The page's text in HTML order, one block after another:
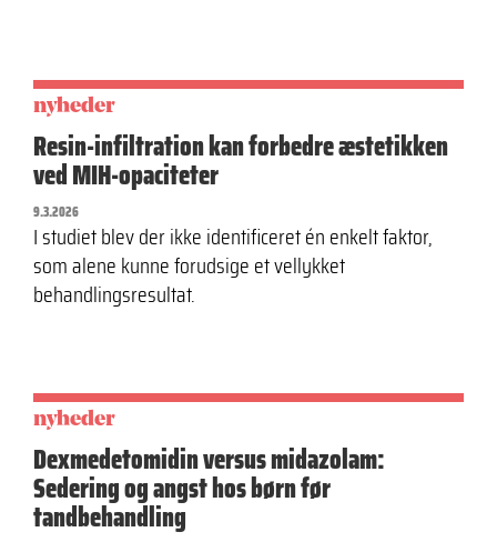
nyheder
Resin-infiltration kan forbedre æstetikken
ved MIH-opaciteter
9.3.2026
I studiet blev der ikke identificeret én enkelt faktor,
som alene kunne forudsige et vellykket
behandlingsresultat.
nyheder
Dexmedetomidin versus midazolam:
Sedering og angst hos børn før
tandbehandling